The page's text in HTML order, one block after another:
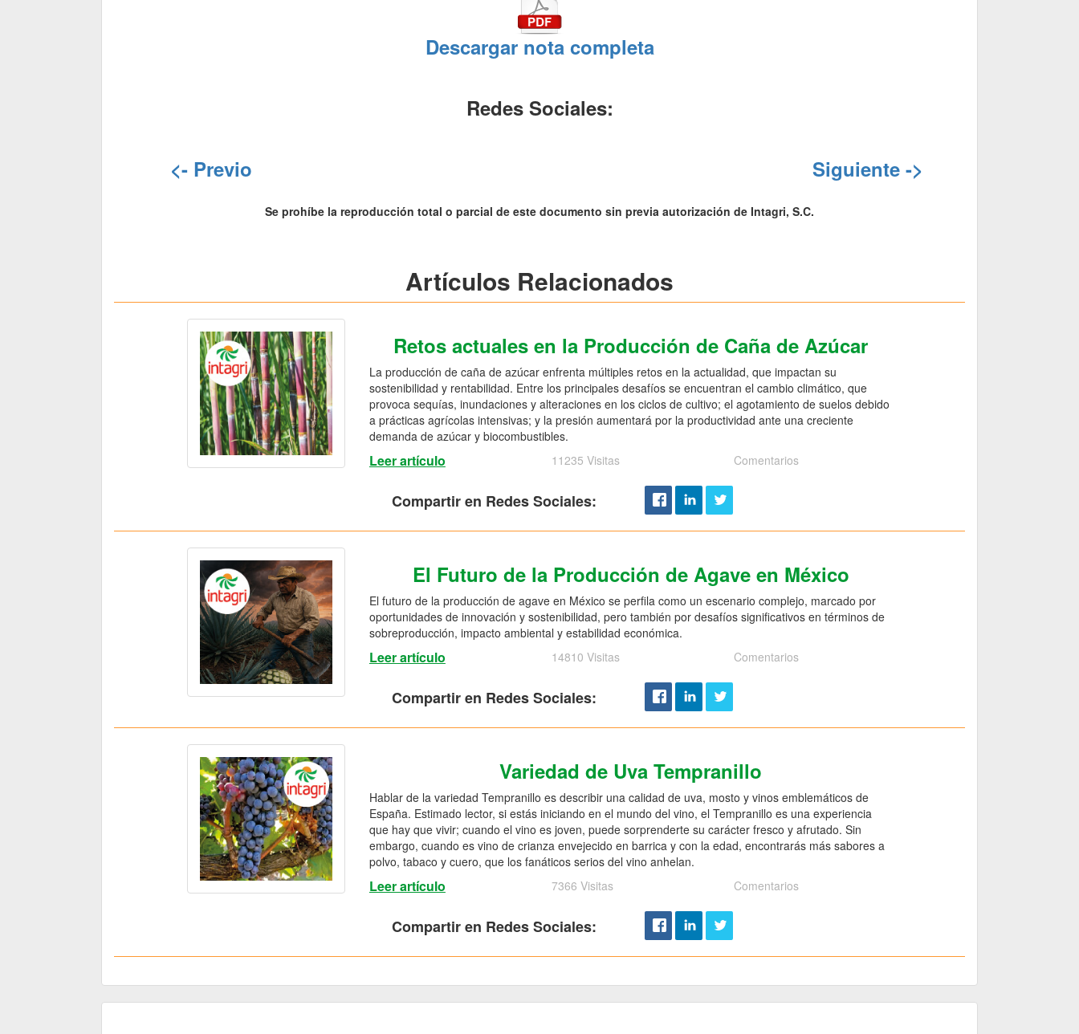
Descargar nota completa
Redes Sociales:
<- Previo Siguiente ->
Se prohíbe la reproducción total o parcial de este documento sin previa autorización de Intagri, S.C.
Artículos Relacionados
Retos actuales en la Producción de Caña de Azúcar
La producción de caña de azúcar enfrenta múltiples retos en la actualidad, que impactan su
sostenibilidad y rentabilidad. Entre los principales desafíos se encuentran el cambio climático, que
provoca sequías, inundaciones y alteraciones en los ciclos de cultivo; el agotamiento de suelos debido
a prácticas agrícolas intensivas; y la presión aumentará por la productividad ante una creciente
demanda de azúcar y biocombustibles.
Leer artículo 11235 Visitas Comentarios
Compartir en Redes Sociales:
El Futuro de la Producción de Agave en México
El futuro de la producción de agave en México se perfila como un escenario complejo, marcado por
oportunidades de innovación y sostenibilidad, pero también por desafíos significativos en términos de
sobreproducción, impacto ambiental y estabilidad económica.
Leer artículo 14810 Visitas Comentarios
Compartir en Redes Sociales:
Variedad de Uva Tempranillo
Hablar de la variedad Tempranillo es describir una calidad de uva, mosto y vinos emblemáticos de
España. Estimado lector, si estás iniciando en el mundo del vino, el Tempranillo es una experiencia
que hay que vivir; cuando el vino es joven, puede sorprenderte su carácter fresco y afrutado. Sin
embargo, cuando es vino de crianza envejecido en barrica y con la edad, encontrarás más sabores a
polvo, tabaco y cuero, que los fanáticos serios del vino anhelan.
Leer artículo 7366 Visitas Comentarios
Compartir en Redes Sociales: